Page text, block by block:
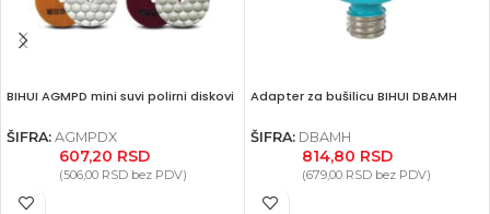
BIHUI AGMPD mini suvi polirni diskovi
ŠIFRA: AGMPDX
607,20 RSD
(506,00 RSDbez PDV)
Adapter za bušilicu BIHUI DBAMH
ŠIFRA: DBAMH
814,80 RSD
(679,00 RSD bez PDV)